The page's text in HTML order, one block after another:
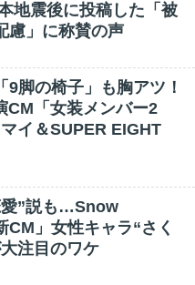
地震後に投稿した「被
慮」に称賛の声
9脚の椅子」も胸アツ！
CM「女装メンバー2
イ＆SUPER EIGHT
愛”説も…Snow
CM」女性キャラ“さく
注目のワケ